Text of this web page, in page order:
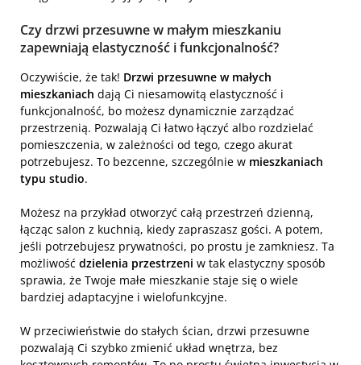
Czy drzwi przesuwne w małym mieszkaniu
zapewniają elastyczność i funkcjonalność?
Oczywiście, że tak! Drzwi przesuwne w małych
mieszkaniach dają Ci niesamowitą elastyczność i
funkcjonalność, bo możesz dynamicznie zarządzać
przestrzenią. Pozwalają Ci łatwo łączyć albo rozdzielać
pomieszczenia, w zależności od tego, czego akurat
potrzebujesz. To bezcenne, szczególnie w mieszkaniach
typu studio.
Możesz na przykład otworzyć całą przestrzeń dzienną,
łącząc salon z kuchnią, kiedy zapraszasz gości. A potem,
jeśli potrzebujesz prywatności, po prostu je zamkniesz. Ta
możliwość dzielenia przestrzeni w tak elastyczny sposób
sprawia, że Twoje małe mieszkanie staje się o wiele
bardziej adaptacyjne i wielofunkcyjne.
W przeciwieństwie do stałych ścian, drzwi przesuwne
pozwalają Ci szybko zmienić układ wnętrza, bez